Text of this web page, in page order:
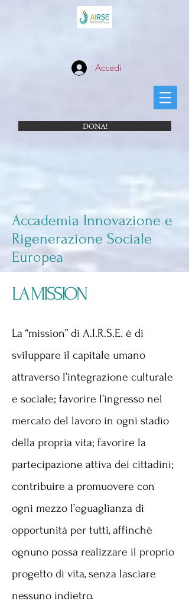
Accedi
DONA!
Accademia Innovazione e
Rigenerazione Sociale
Europea
LA MISSION
La “mission” di A.I.R.S.E. è di
sviluppare il capitale umano
attraverso l’integrazione culturale
e sociale; favorire l’ingresso nel
mercato del lavoro in ogni stadio
della propria vita; favorire la
partecipazione attiva dei cittadini;
contribuire a promuovere con
ogni mezzo l’eguaglianza di
opportunità per tutti, affinchè
ognuno possa realizzare il proprio
progetto di vita, senza lasciare
nessuno indietro.